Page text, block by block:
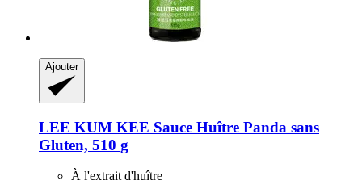
Ajouter
LEE KUM KEE Sauce Huître Panda sans
Gluten, 510 g
À l'extrait d'huître